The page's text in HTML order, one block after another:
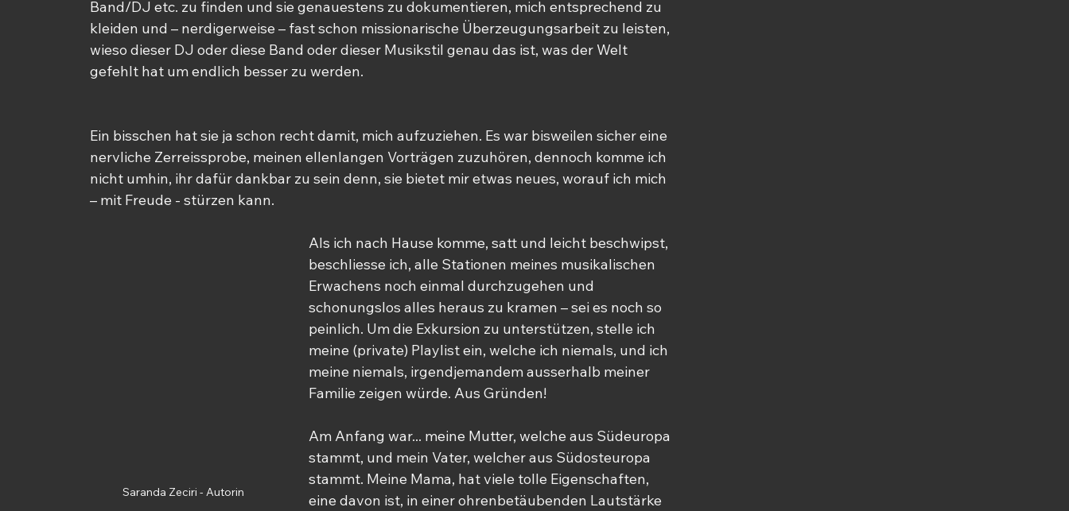
Band/DJ etc. zu finden und sie genauestens zu dokumentieren, mich entsprechend zu
kleiden und – nerdigerweise – fast schon missionarische Überzeugungsarbeit zu leisten,
wieso dieser DJ oder diese Band oder dieser Musikstil genau das ist, was der Welt
gefehlt hat um endlich besser zu werden.
Ein bisschen hat sie ja schon recht damit, mich aufzuziehen. Es war bisweilen sicher eine
nervliche Zerreissprobe, meinen ellenlangen Vorträgen zuzuhören, dennoch komme ich
nicht umhin, ihr dafür dankbar zu sein denn, sie bietet mir etwas neues, worauf ich mich
– mit Freude - stürzen kann.
Saranda Zeciri - Autorin
Als ich nach Hause komme, satt und leicht beschwipst,
beschliesse ich, alle Stationen meines musikalischen
Erwachens noch einmal durchzugehen und
schonungslos alles heraus zu kramen – sei es noch so
peinlich. Um die Exkursion zu unterstützen, stelle ich
meine (private) Playlist ein, welche ich niemals, und ich
meine niemals, irgendjemandem ausserhalb meiner
Familie zeigen würde. Aus Gründen!
Am Anfang war... meine Mutter, welche aus Südeuropa
stammt, und mein Vater, welcher aus Südosteuropa
stammt. Meine Mama, hat viele tolle Eigenschaften,
eine davon ist, in einer ohrenbetäubenden Lautstärke